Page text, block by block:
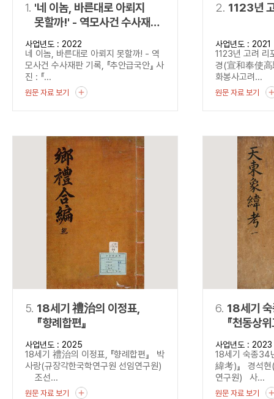
1. '네 이놈, 바른대로 아뢰지
못할까!' - 역모사건 수사재판
기록, 『추안급국안』
사업년도 : 2022
네 이놈, 바른대로 아뢰지 못할까! - 역
모사건 수사재판 기록, 『추안급국안』 사
진 : 『...
원문 자료 보기
2. 1123년
사업년도 : 2021
1123년 고려 리
경(宣和奉使高
화봉사고려...
원문 자료 보기
5. 18세기 禮治의 이정표,
『향례합편』
사업년도 : 2025
18세기 禮治의 이정표, 『향례합편』 박
사랑(규장각한국학연구원 선임연구원)
조선...
원문 자료 보기
6. 18세기
『천동상
사업년도 : 2023
18세기 숙종34
緯考)』 경석현
연구원) 사...
원문 자료 보기